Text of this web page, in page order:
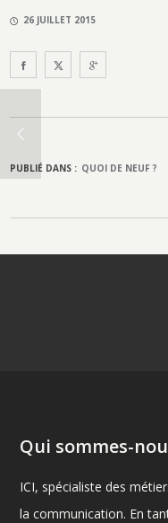
26 JUILLET 2015
PUBLIÉ DANS : QUOI DE NEUF ?
Qui sommes-
ICI, spécialiste des
la communication. En